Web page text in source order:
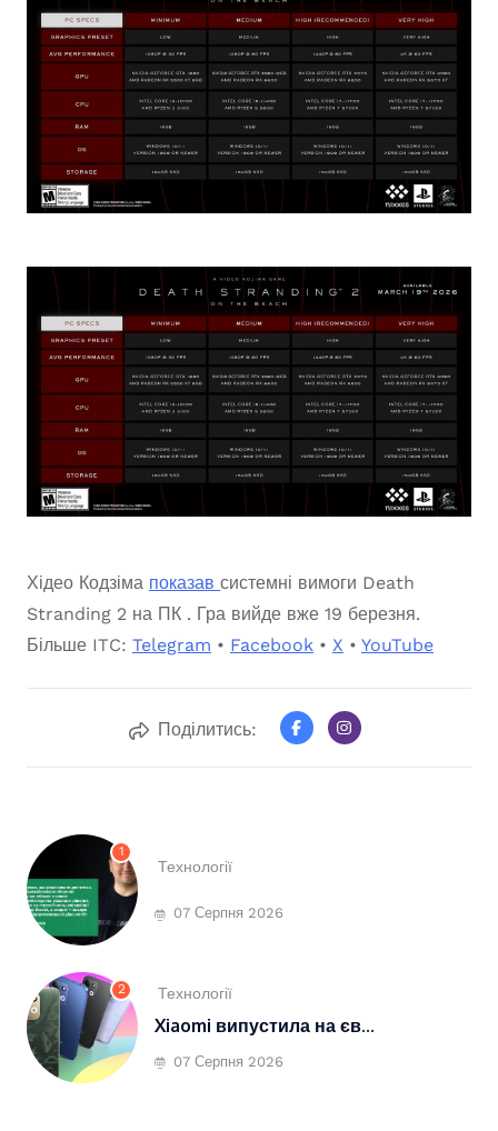
Хідео Кодзіма показав системні вимоги Death
Stranding 2 на ПК . Гра вийде вже 19 березня.
Більше ITC: Telegram • Facebook • X • YouTube
Поділитись:
1
Технології
07 Серпня 2026
2 Технології
Xiaomi випустила на єв...
07 Серпня 2026